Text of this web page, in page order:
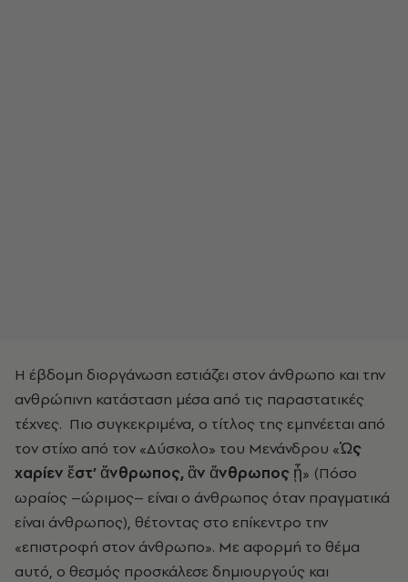
Η έβδομη διοργάνωση εστιάζει στον άνθρωπο και την
ανθρώπινη κατάσταση μέσα από τις παραστατικές
τέχνες. Πιο συγκεκριμένα, ο τίτλος της εμπνέεται από
τον στίχο από τον «Δύσκολο» του Μενάνδρου «Ὡς
χαρίεν ἔστ’ ἄνθρωπος, ἂν ἄνθρωπος ᾖ» (Πόσο
ωραίος –ώριμος– είναι ο άνθρωπος όταν πραγματικά
είναι άνθρωπος), θέτοντας στο επίκεντρο την
«επιστροφή στον άνθρωπο». Με αφορμή το θέμα
αυτό, ο θεσμός προσκάλεσε δημιουργούς και